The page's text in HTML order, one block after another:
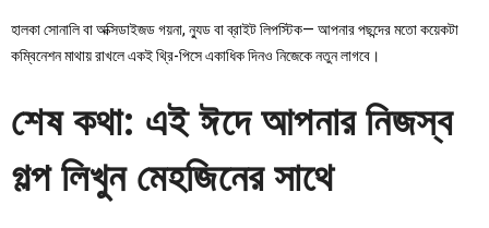
হালকা সোনালি বা অক্সিডাইজড গয়না, ন্যুড বা ব্রাইট লিপস্টিক— আপনার পছন্দের মতো কয়েকটা
কম্বিনেশন মাথায় রাখলে একই থ্রি-পিসে একাধিক দিনও নিজেকে নতুন লাগবে।
শেষ কথা: এই ঈদে আপনার নিজস্ব
গল্প লিখুন মেহজিনের সাথে